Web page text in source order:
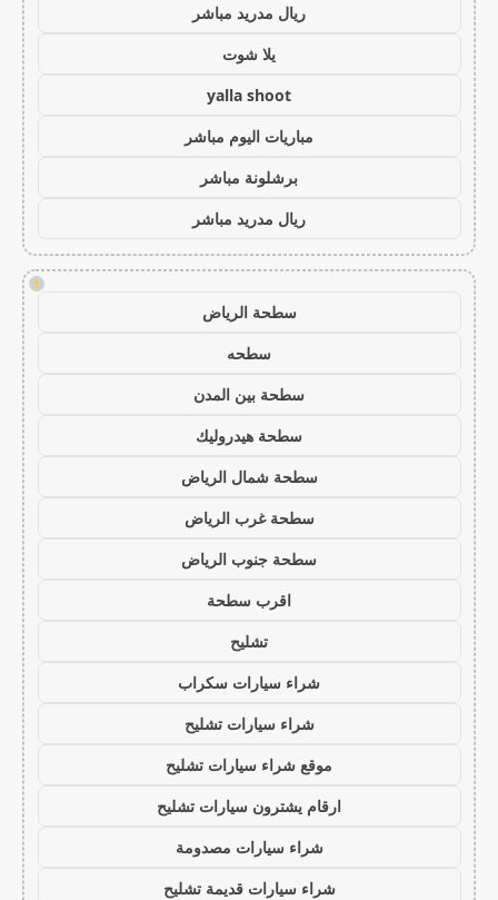
ريال مدريد مباشر
يلا شوت
yalla shoot
مباريات اليوم مباشر
برشلونة مباشر
ريال مدريد مباشر
!
سطحة الرياض
سطحه
سطحة بين المدن
سطحة هيدروليك
سطحة شمال الرياض
سطحة غرب الرياض
سطحة جنوب الرياض
اقرب سطحة
تشليح
شراء سيارات سكراب
شراء سيارات تشليح
موقع شراء سيارات تشليح
ارقام يشترون سيارات تشليح
شراء سيارات مصدومة
شراء سيارات قديمة تشليح